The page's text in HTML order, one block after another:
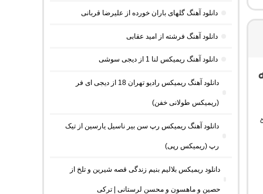
دانلود آهنگ گلهای باران خورده از علیرضا قربانی
دانلود آهنگ فرشته از امید عقابی
دانلود آهنگ ریمیکس لنا 1 از دیجی سوشی
دانلود آهنگ ریمیکس رادیو تهران 18 از دیجی ای فر
(ریمیکس طولانی خفن)
دانلود آهنگ ریمیکس رپ سن بیر ناسیل یارسین از تیک
رپ (ریمیکس رپی)
دانلود ریمیکس بلالیم بنیم زندگی قصه شیرین و تلخ از
حصین و ماهسون و محسن لرستانی | ترکی